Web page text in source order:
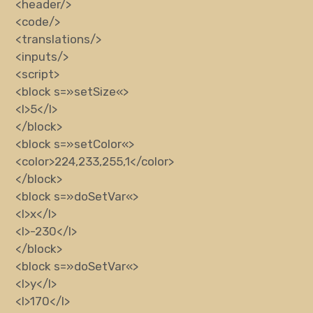
<header/>
<code/>
<translations/>
<inputs/>
<script>
<block s=»setSize«>
<l>5</l>
</block>
<block s=»setColor«>
<color>224,233,255,1</color>
</block>
<block s=»doSetVar«>
<l>x</l>
<l>-230</l>
</block>
<block s=»doSetVar«>
<l>y</l>
<l>170</l>